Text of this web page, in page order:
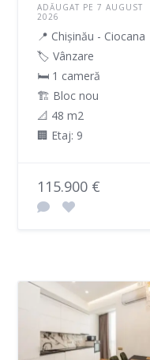
ADĂUGAT PE 7 AUGUST
2026
📍 Chișinău - Ciocana
🏷️ Vânzare
🛏 1 cameră
🏗️ Bloc nou
📐 48 m2
🏢 Etaj: 9
115.900 €